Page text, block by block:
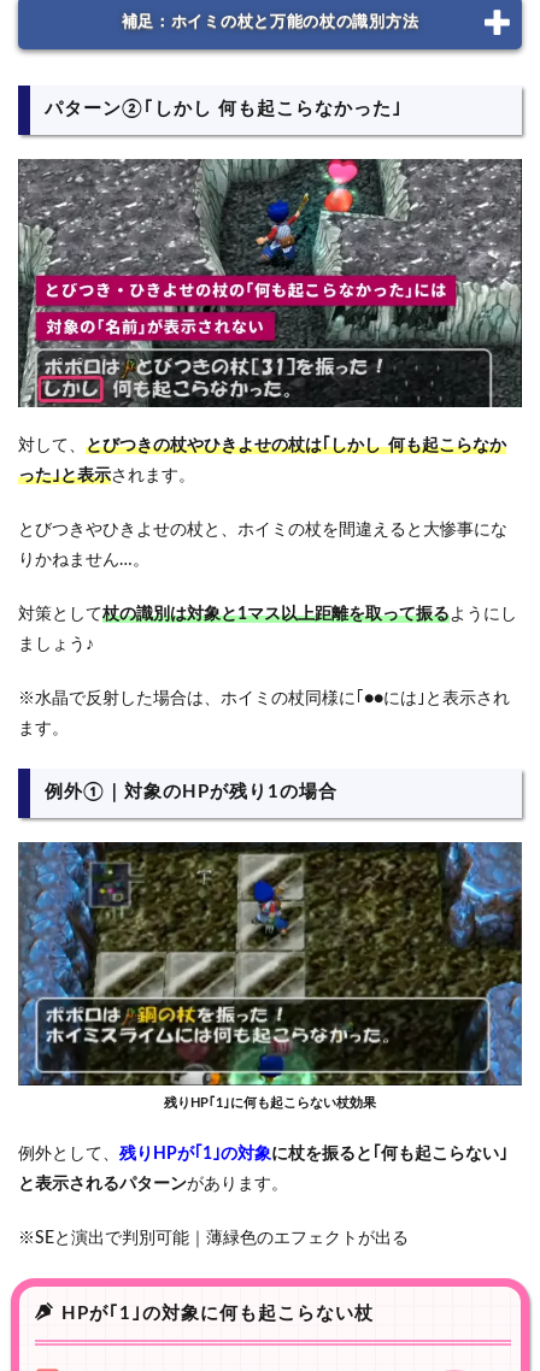
補足：ホイミの杖と万能の杖の識別方法
パターン②｢しかし 何も起こらなかった｣
対して、 とびつきの杖やひきよせの杖は｢しかし 何も起こらなか
った｣と表示されます。
とびつきやひきよせの杖と、ホイミの杖を間違えると大惨事にな
りかねません…。
対策として杖の識別は対象と1マス以上距離を取って振るようにし
ましょう♪
※水晶で反射した場合は、ホイミの杖同様に｢●●には｣と表示され
ます。
例外①｜対象のHPが残り1の場合
残りHP｢1｣に何も起こらない杖効果
例外として、 残りHPが｢1｣の対象に杖を振ると｢何も起こらない｣
と表示されるパターンがあります。
※SEと演出で判別可能｜薄緑色のエフェクトが出る
HPが｢1｣の対象に何も起こらない杖